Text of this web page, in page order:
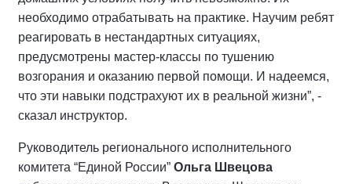
необходимо отрабатывать на практике. Научим ребят
реагировать в нестандартных ситуациях,
предусмотрены мастер-классы по тушению
возгорания и оказанию первой помощи. И надеемся,
что эти навыки подстрахуют их в реальной жизни”, -
сказал инструктор.
Руководитель регионального исполнительного
комитета “Единой России” Ольга Швецова